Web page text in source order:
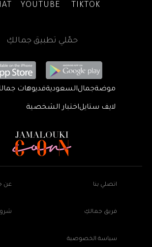
YOUTUBE
TIKTOK
حمّلي تطبيق جمالكِ
موضةجمالالسعوديةفديوهات
لايف ستايلاختبار الشخصية
اتصلي بنا عن
فريق جمالكِ
سياسة الخصوصية